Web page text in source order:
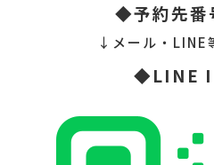
◆予約先番
↓メール・LINE
◆LINE